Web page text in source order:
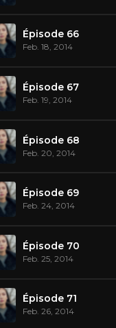
Épisode 66
Feb. 18, 2014
Épisode 67
Feb. 19, 2014
Épisode 68
Feb. 20, 2014
Épisode 69
Feb. 24, 2014
Épisode 70
Feb. 25, 2014
Épisode 71
Feb. 26, 2014